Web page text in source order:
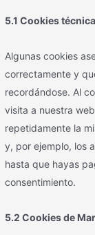
5.1 Cookies
Algunas cookies
correctamente y
recordándose. Al
visita a nuestra
repetidamente la
y, por ejemplo, los
hasta que hayas
consentimiento.
5.2 Cookies de